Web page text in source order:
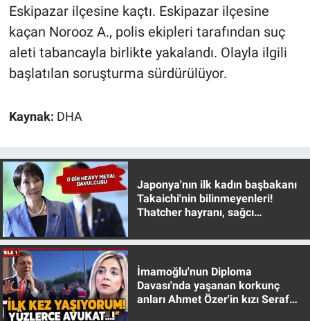
Eskipazar ilçesine kaçtı. Eskipazar ilçesine
kaçan Norooz A., polis ekipleri tarafından suç
aleti tabancayla birlikte yakalandı. Olayla ilgili
başlatılan soruşturma sürdürülüyor.
Kaynak: DHA
Japonya'nın ilk kadın başbakanı
Takaichi'nin bilinmeyenleri!
Thatcher hayranı, sağcı
İmamoğlu'nun Diploma
Davası'nda yaşanan korkunç
anları Ahmet Özer'in kızı Seraf
Popüler
Programlar
Teknoloji
Türkiye'nin Geleceği
Türkiye'nin Gündemi
Yerel Gündem
Yerel Yaşam